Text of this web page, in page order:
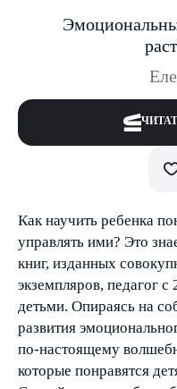
Как научить ребенка
управлять ими? Это
книг, изданных
экземпляров, педагог
детьми. Опираясь на
развития
по-настоящему
которые понравятся